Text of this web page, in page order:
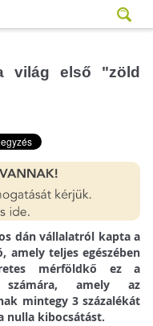
világ első "zöld
dán vállalatról kapta a
amely teljes egészében
mérföldkő ez a
számára, amely az
mintegy 3 százalékát
nulla kibocsátást.